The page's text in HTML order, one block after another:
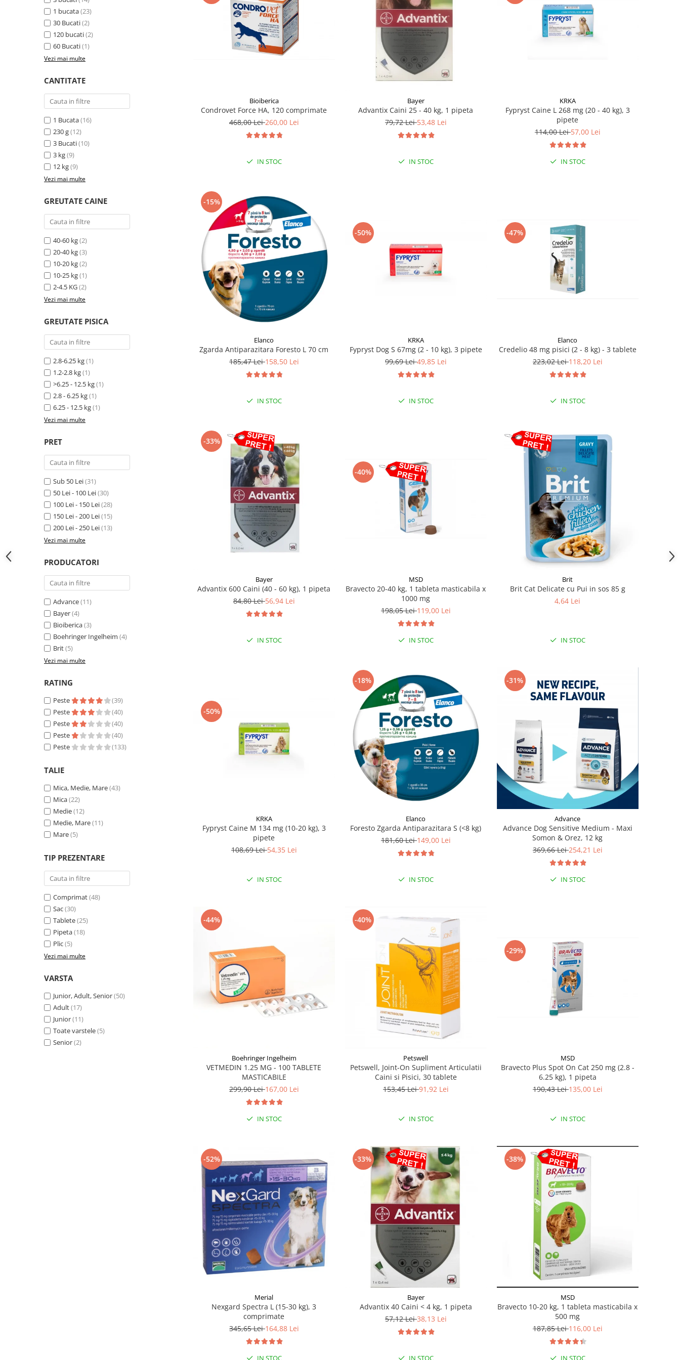
Sampoane si Balsamuri
Servetele Umede
Covorase absorbante
Curatare Ochi
Igiena Catel
Perii si descalcitoare caini
Solutii Atractante si repelente
Custi transport - Pisici
Jucarii Pisici
Lese, Hamuri si Zgarzi
Paturi, perne si cosuri pentru pisici
Recompense Delicioase
1 bucata(23)
30 Bucati(2)
120 bucati(2)
60 Bucati(1)
Vezi mai multe
CANTITATE
1 Bucata(16)
230 g(12)
3 Bucati(10)
3 kg(9)
12 kg(9)
Vezi mai multe
GREUTATE CAINE
40-60 kg(2)
20-40 kg(3)
10-20 kg(2)
10-25 kg(1)
2-4.5 KG(2)
Vezi mai multe
GREUTATE PISICA
2.8-6.25 kg(1)
1.2-2.8 kg(1)
>6.25 - 12.5 kg(1)
2.8 - 6.25 kg(1)
6.25 - 12.5 kg(1)
Vezi mai multe
PRET
Sub 50 Lei(31)
50 Lei - 100 Lei(30)
100 Lei - 150 Lei(28)
150 Lei - 200 Lei(15)
200 Lei - 250 Lei(13)
Vezi mai multe
PRODUCATORI
Advance(11)
Bayer(4)
Bioiberica(3)
Boehringer Ingelheim (4)
Brit(5)
Vezi mai multe
RATING
Peste
(39)
Peste
(40)
Peste
(40)
Peste
(40)
Peste
(133)
TALIE
Mica, Medie, Mare(43)
Mica(22)
Medie(12)
Medie, Mare(11)
Mare(5)
TIP PREZENTARE
Comprimat(48)
Sac(30)
Tablete(25)
Pipeta(18)
Plic(5)
Vezi mai multe
VARSTA
Junior, Adult, Senior(50)
Adult(17)
Junior(11)
Toate varstele(5)
Senior(2)
Bioiberica
Condrovet Force HA, 120 comprimate
468,00 Lei260,00 Lei
IN STOC
Bayer
Advantix Caini 25 - 40 kg, 1 pipeta
79,72 Lei53,48 Lei
IN STOC
KRKA
Fypryst Caine L 268 mg (20 - 40 kg), 3
pipete
114,00 Lei57,00 Lei
IN STOC
-15%
Elanco
Zgarda Antiparazitara Foresto L 70 cm
185,47 Lei158,50 Lei
IN STOC
-50%
KRKA
Fypryst Dog S 67mg (2 - 10 kg), 3 pipete
99,69 Lei49,85 Lei
IN STOC
-47%
Elanco
Credelio 48 mg pisici (2 - 8 kg) - 3 tablete
223,02 Lei118,20 Lei
IN STOC
-33%
Bayer
Advantix 600 Caini (40 - 60 kg), 1 pipeta
84,80 Lei56,94 Lei
IN STOC
-40%
MSD
Bravecto 20-40 kg, 1 tableta masticabila x
1000 mg
198,05 Lei119,00 Lei
IN STOC
Brit
Brit Cat Delicate cu Pui in sos 85 g
4,64 Lei
IN STOC
-50%
KRKA
Fypryst Caine M 134 mg (10-20 kg), 3
pipete
108,69 Lei54,35 Lei
IN STOC
-18%
Elanco
Foresto Zgarda Antiparazitara S (<8 kg)
181,60 Lei149,00 Lei
IN STOC
-31%
Advance
Advance Dog Sensitive Medium - Maxi
Somon & Orez, 12 kg
369,66 Lei254,21 Lei
IN STOC
-44%
Boehringer Ingelheim
VETMEDIN 1.25 MG - 100 TABLETE
MASTICABILE
299,90 Lei167,00 Lei
IN STOC
-40%
Petswell
Petswell, Joint-On Supliment Articulatii
Caini si Pisici, 30 tablete
153,45 Lei91,92 Lei
IN STOC
-29%
MSD
Bravecto Plus Spot On Cat 250 mg (2.8 -
6.25 kg), 1 pipeta
190,43 Lei135,00 Lei
IN STOC
-52%
Merial
Nexgard Spectra L (15-30 kg), 3
comprimate
345,65 Lei164,88 Lei
IN STOC
-33%
Bayer
Advantix 40 Caini < 4 kg, 1 pipeta
57,12 Lei38,13 Lei
IN STOC
-38%
MSD
Bravecto 10-20 kg, 1 tableta masticabila x
500 mg
187,85 Lei116,00 Lei
IN STOC